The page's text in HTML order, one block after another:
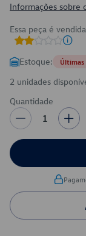
Informações sobre
Essa peça é
Estoque:
2 unidades
Quantidade
1